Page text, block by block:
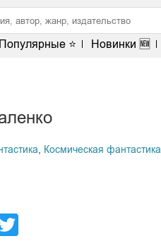
Популярные ⭐ Новинки 🆕
Космическая фантастика